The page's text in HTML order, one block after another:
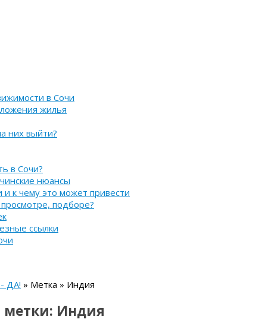
в Сочи
жилья
них выйти?
в Сочи?
нюансы
и к чему это может привести
подборе?
ссылки
ДА! » Метка » Индия
Индия